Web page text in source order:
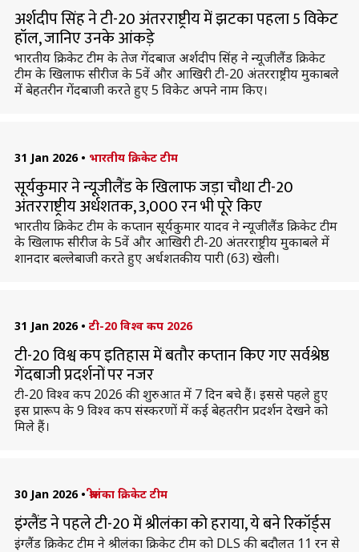
अर्शदीप सिंह ने टी-20 अंतरराष्ट्रीय में झटका पहला 5 विकेट
हॉल, जानिए उनके आंकड़े
भारतीय क्रिकेट टीम के तेज गेंदबाज अर्शदीप सिंह ने न्यूजीलैंड क्रिकेट
टीम के खिलाफ सीरीज के 5वें और आखिरी टी-20 अंतरराष्ट्रीय मुकाबले
में बेहतरीन गेंदबाजी करते हुए 5 विकेट अपने नाम किए।
31 Jan 2026 • भारतीय क्रिकेट टीम
सूर्यकुमार ने न्यूजीलैंड के खिलाफ जड़ा चौथा टी-20
अंतरराष्ट्रीय अर्धशतक, 3,000 रन भी पूरे किए
भारतीय क्रिकेट टीम के कप्तान सूर्यकुमार यादव ने न्यूजीलैंड क्रिकेट टीम
के खिलाफ सीरीज के 5वें और आखिरी टी-20 अंतरराष्ट्रीय मुकाबले में
शानदार बल्लेबाजी करते हुए अर्धशतकीय पारी (63) खेली।
31 Jan 2026 • टी-20 विश्व कप 2026
टी-20 विश्व कप इतिहास में बतौर कप्तान किए गए सर्वश्रेष्ठ
गेंदबाजी प्रदर्शनों पर नजर
टी-20 विश्व कप 2026 की शुरुआत में 7 दिन बचे हैं। इससे पहले हुए
इस प्रारूप के 9 विश्व कप संस्करणों में कई बेहतरीन प्रदर्शन देखने को
मिले हैं।
30 Jan 2026 • श्रीलंका क्रिकेट टीम
इंग्लैंड ने पहले टी-20 में श्रीलंका को हराया, ये बने रिकॉर्ड्स
इंग्लैंड क्रिकेट टीम ने श्रीलंका क्रिकेट टीम को DLS की बदौलत 11 रन से